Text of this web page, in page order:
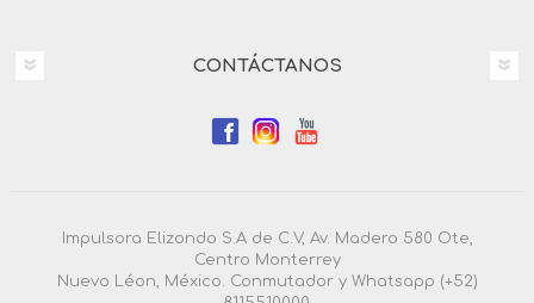
CONTÁCTANOS
Impulsora Elizondo S.A de C.V, Av. Madero 580 Ote,
Centro Monterrey
Nuevo Léon, México. Conmutador y Whatsapp (+52)